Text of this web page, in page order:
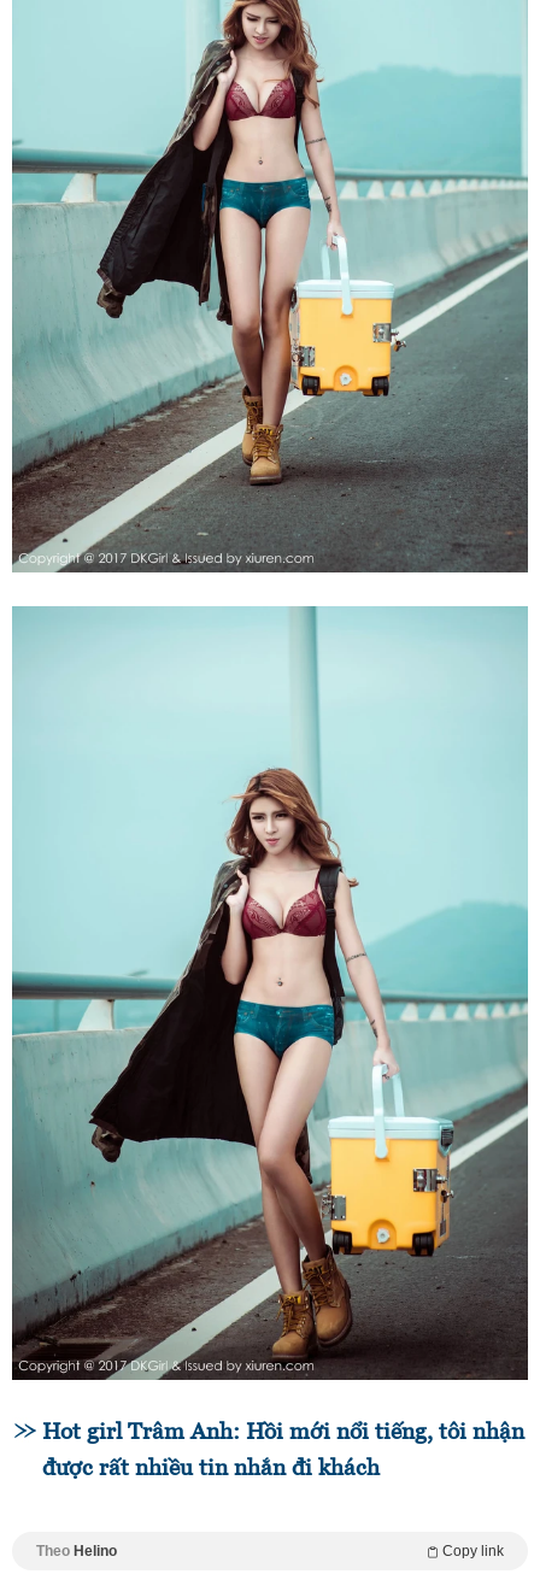
Hot girl Trâm Anh: Hồi mới nổi tiếng, tôi nhận
được rất nhiều tin nhắn đi khách
Theo Helino Copy link